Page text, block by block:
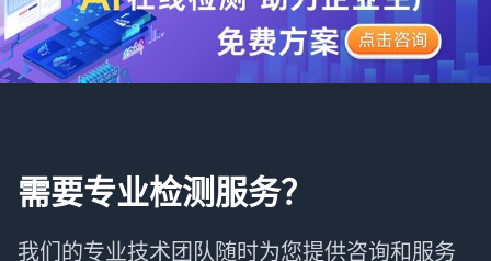
需要专业检测服务？
我们的专业技术团队随时为您提供咨询和服务